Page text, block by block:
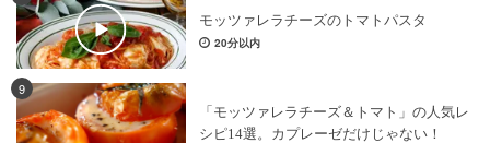
モッツァレラチーズのトマトパスタ
20分以内
9
「モッツァレラチーズ＆トマト」の人気レ
シピ14選。カプレーゼだけじゃない！